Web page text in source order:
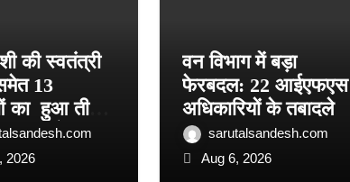
की स्वतंत्री
13
का हुआ तीलू
के लिय
2026
वन विभाग में बड़ा
फेरबदल: 22 आईएफएस
अधिकारियों के तबादले
sarutalsandesh.com
Aug 6, 2026